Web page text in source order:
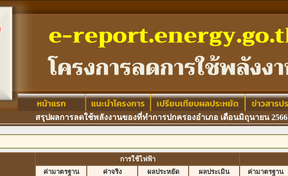
สรุปผลการลดใช้พลังงานของที่ทำการปกครองอำเภอ เดือนมิถุนายน 2566
การใช้ไฟฟ้า
ค่ามาตรฐาน
ค่าจริง ผลประหยัด ผลประเมิน ค่ามาตรฐาน